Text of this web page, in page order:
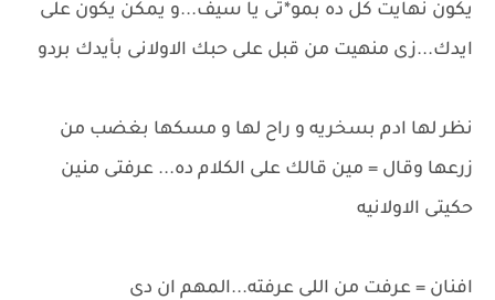
يكون نهايت كل ده بمو*تى يا سيف...و يمكن يكون على
ايدك...زى منهيت من قبل على حبك الاولانى بأيدك بردو
نظر لها ادم بسخريه و راح لها و مسكها بغضب من
زرعها وقال = مين قالك على الكلام ده... عرفتى منين
حكيتى الاولانيه
افنان = عرفت من اللى عرفته...المهم ان دى